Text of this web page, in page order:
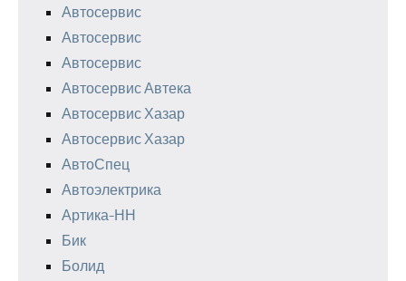
Автосервис
Автосервис
Автосервис
Автосервис Автека
Автосервис Хазар
Автосервис Хазар
АвтоСпец
Автоэлектрика
Артика-НН
Бик
Болид